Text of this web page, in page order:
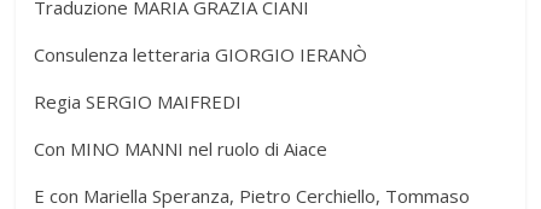
Traduzione MARIA GRAZIA CIANI
Consulenza letteraria GIORGIO IERANÒ
Regia SERGIO MAIFREDI
Con MINO MANNI nel ruolo di Aiace
E con Mariella Speranza, Pietro Cerchiello, Tommaso